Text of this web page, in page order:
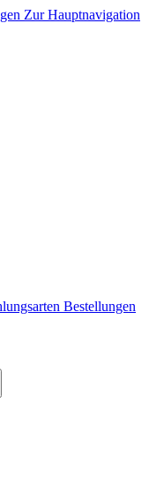
Zur Hauptnavigation
Bestellungen